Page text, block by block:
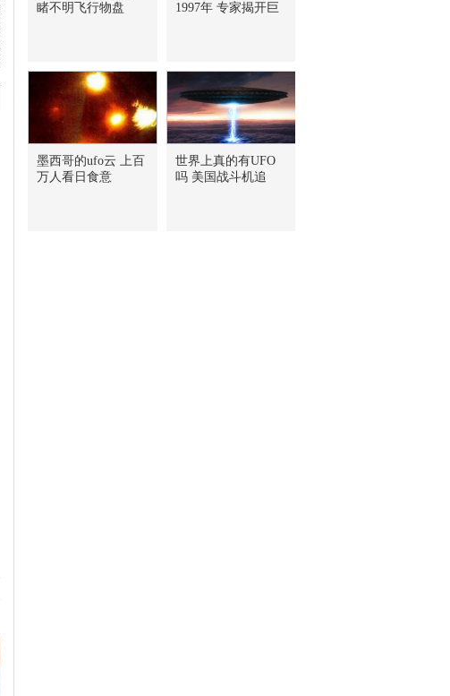
睹不明飞行物盘
1997年 专家揭开巨
墨西哥的ufo云 上百
万人看日食意
世界上真的有UFO
吗 美国战斗机追